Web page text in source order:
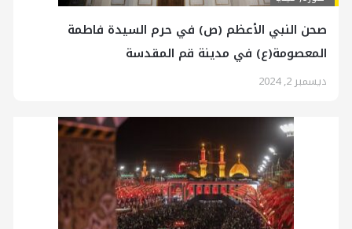
صحن النبي الأعظم (ص) في حرم السيدة فاطمة
المعصومة(ع) في مدينة قم المقدسة
ديسمبر 2, 2024